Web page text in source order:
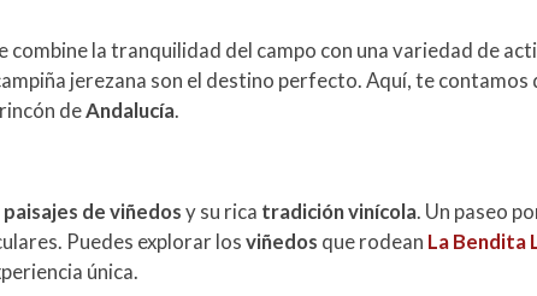
combine la tranquilidad del campo con una variedad de
jerezana son el destino perfecto. Aquí, te
deAndalucía.
paisajes de viñedosy su rica tradición vinícola. Un paseo
Puedes explorar losviñedos que rodean La Bendita
única.